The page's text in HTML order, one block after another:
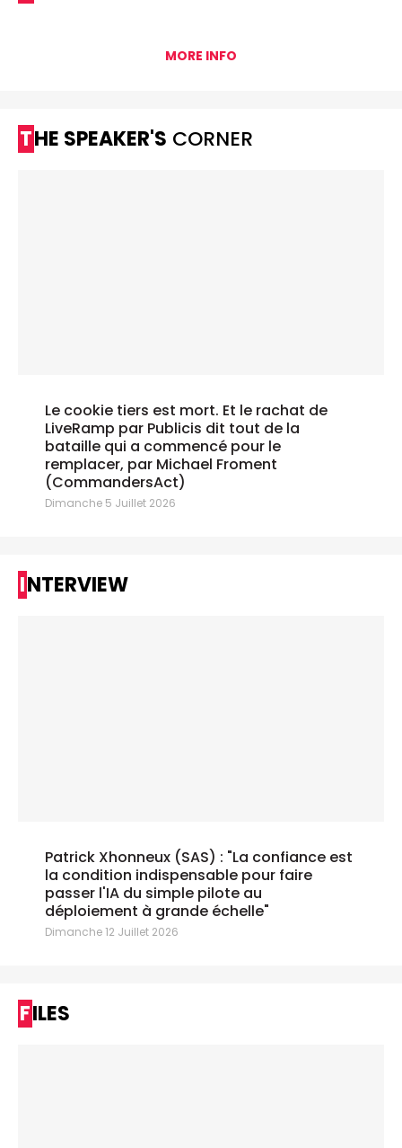
MORE INFO
THE SPEAKER'S CORNER
Le cookie tiers est mort. Et le rachat de
LiveRamp par Publicis dit tout de la
bataille qui a commencé pour le
remplacer, par Michael Froment
(CommandersAct)
Dimanche 5 Juillet 2026
INTERVIEW
Patrick Xhonneux (SAS) : "La confiance est
la condition indispensable pour faire
passer l'IA du simple pilote au
déploiement à grande échelle"
Dimanche 12 Juillet 2026
FILES